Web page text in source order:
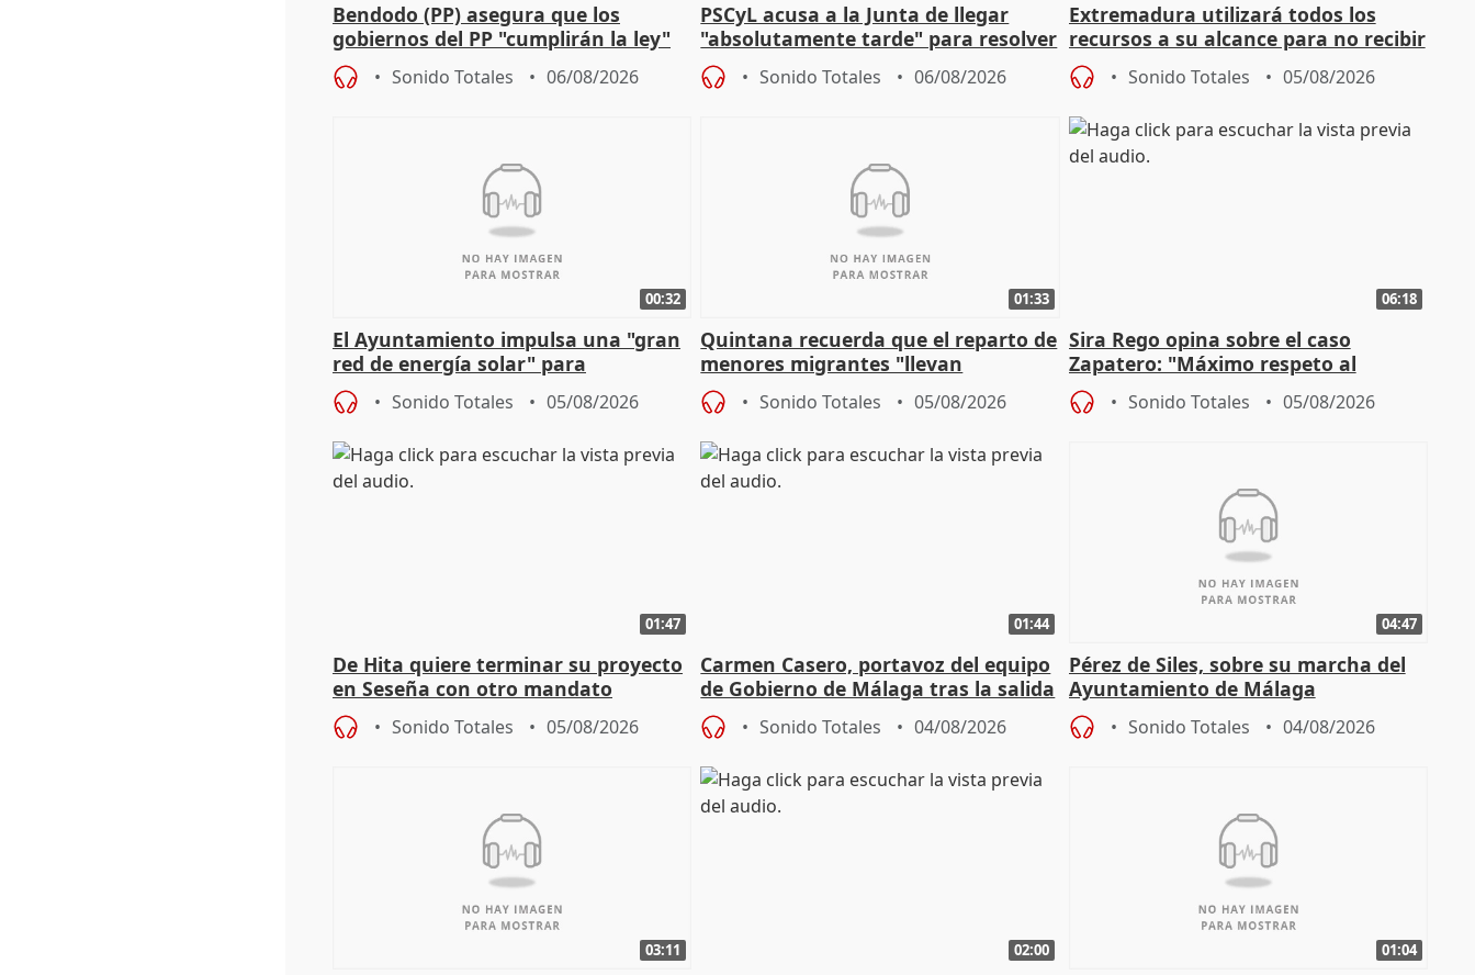
Bendodo (PP) asegura que los
gobiernos del PP "cumplirán la ley"
sobre los menores migrantes
Sonido Totales 06/08/2026
PSCyL acusa a la Junta de llegar
"absolutamente tarde" para resolver
problemas como Newcastle
Sonido Totales 06/08/2026
Extremadura utilizará todos los
recursos a su alcance para no recibir
más menores migrantes
Sonido Totales 05/08/2026
00:32
El Ayuntamiento impulsa una "gran
red de energía solar" para
autoconsumo
Sonido Totales 05/08/2026
01:33
Quintana recuerda que el reparto de
menores migrantes "llevan
aportación del Gobierno" central
Sonido Totales 05/08/2026
06:18
Sira Rego opina sobre el caso
Zapatero: "Máximo respeto al
proceso judicial"
Sonido Totales 05/08/2026
01:47
De Hita quiere terminar su proyecto
en Seseña con otro mandato
Sonido Totales 05/08/2026
01:44
Carmen Casero, portavoz del equipo
de Gobierno de Málaga tras la salida
de Pérez de Siles
Sonido Totales 04/08/2026
04:47
Pérez de Siles, sobre su marcha del
Ayuntamiento de Málaga
Sonido Totales 04/08/2026
03:11 02:00 01:04